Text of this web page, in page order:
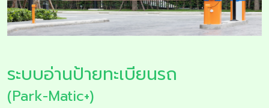
ระบบอ่านป้ายทะเบียนรถ
(Park-Matic+)